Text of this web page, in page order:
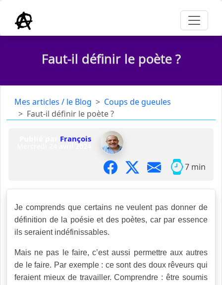
Faut-il définir le poète ?
Mes articles / le Blog
Coups de gueules
Faut-il définir le poète ?
François
Mercredi 24 avril 2024
7 min
Je comprends que certains ne veulent pas donner de
définition de la poésie et des poètes, car par essence
ils seraient indéfinissables.
Mais ne pas le faire, c’est aussi permettre aux autres
de le faire. Par exemple : ce sont des doux rêveurs qui
feraient mieux de travailler. Comprendre : être soumis